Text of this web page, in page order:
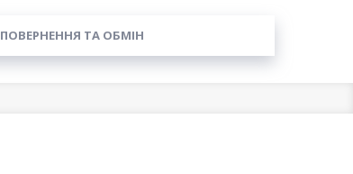
ПОВЕРНЕННЯ ТА ОБМІН